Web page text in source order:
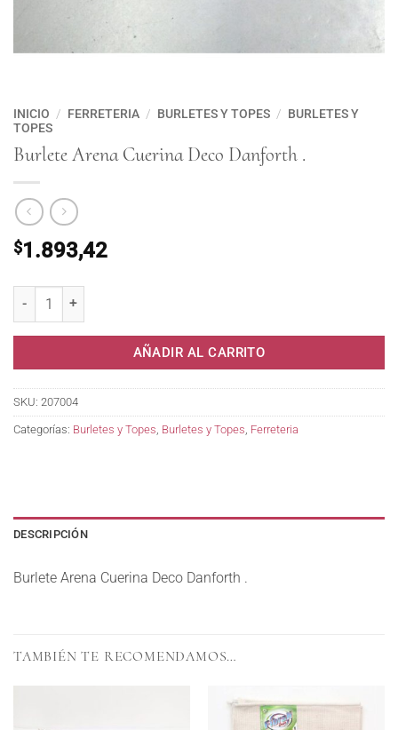
INICIO / FERRETERIA / BURLETES Y TOPES / BURLETES Y
TOPES
Burlete Arena Cuerina Deco Danforth .
$1.893,42
AÑADIR AL CARRITO
SKU: 207004
Categorías: Burletes y Topes, Burletes y Topes, Ferreteria
DESCRIPCIÓN
Burlete Arena Cuerina Deco Danforth .
TAMBIÉN TE RECOMENDAMOS…